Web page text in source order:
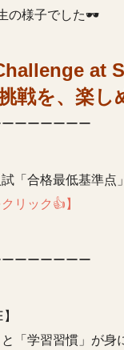
の様子でした🕶️
at
戦を、楽し
ーーーーーー
「合格最低基準点
リック👍】
ーーーーーー
「学習習慣」が身